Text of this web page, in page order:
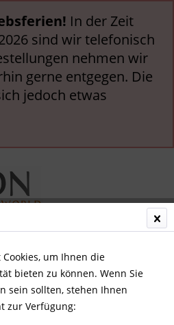
In der Zeit
sind wir telefonisch
nehmen wir
gerne entgegen. Die
jedoch etwas
Memorabilia
um Ihnen die
bieten zu können. Wenn Sie
sein sollten, stehen Ihnen
zur Verfügung: